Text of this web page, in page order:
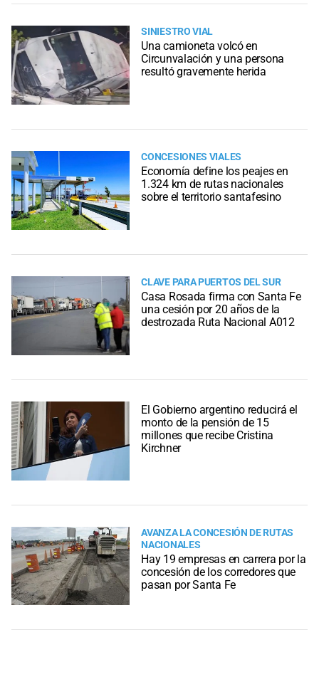
SINIESTRO VIAL
Una camioneta volcó en
Circunvalación y una persona
resultó gravemente herida
CONCESIONES VIALES
Economía define los peajes en
1.324 km de rutas nacionales
sobre el territorio santafesino
CLAVE PARA PUERTOS DEL SUR
Casa Rosada firma con Santa Fe
una cesión por 20 años de la
destrozada Ruta Nacional A012
El Gobierno argentino reducirá el
monto de la pensión de 15
millones que recibe Cristina
Kirchner
AVANZA LA CONCESIÓN DE RUTAS
NACIONALES
Hay 19 empresas en carrera por la
concesión de los corredores que
pasan por Santa Fe